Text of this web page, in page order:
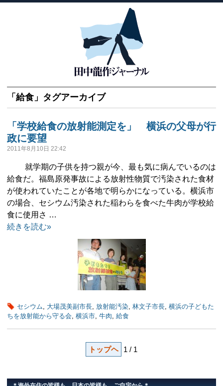
「 給食 」タグアーカイブ
「学校給食の放射能測定を」 横浜の父母が行
政に要望
2011年8月10日 22:42
就学期の子供を持つ親が今、最も気に病んでいるのは
給食だ。福島原発事故による放射性物質で汚染された食材
が使われていたことが各地で明らかになっている。横浜市
の場合、セシウム汚染された稲わらを食べた牛肉が学校給
食に使用さ …
続きを読む»
セシウム, 大場茂美副市長, 放射能汚染, 林文子市長, 横浜の子どもた
ちを放射能から守る会, 横浜市, 牛肉, 給食
トップヘ 1 / 1